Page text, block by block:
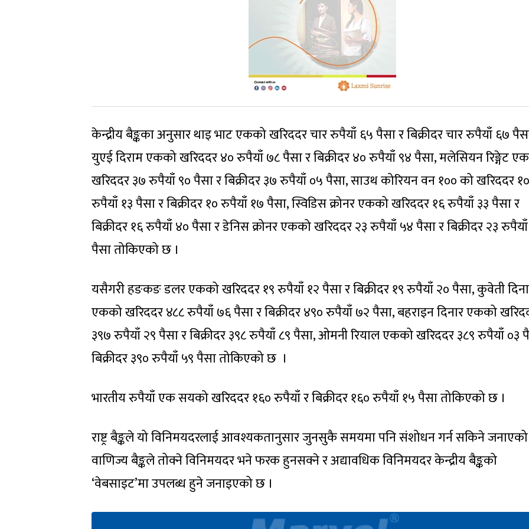
केन्द्रीय बैङ्कका अनुसार थाइ भाट एकको खरिददर चार रुपैयाँ ६५ पैसा र बिक्रीदर चार रुपैयाँ ६७
युएई दिराम एकको खरिददर ४० रुपैयाँ ७८ पैसा र बिक्रीदर ४० रुपैयाँ ९४ पैसा, मलेसियन रिङ्गेट
खरिददर ३७ रुपैयाँ ९० पैसा र बिक्रीदर ३७ रुपैयाँ ०५ पैसा, साउथ कोरियन वन १०० को खरिददर १०
रुपैयाँ १३ पैसा र बिक्रीदर १० रुपैयाँ १७ पैसा, स्विडिस क्रोनर एकको खरिददर १६ रुपैयाँ ३३ पैसा र
बिक्रीदर १६ रुपैयाँ ४० पैसा र डेनिस क्रोनर एकको खरिददर २३ रुपैयाँ ५४ पैसा र बिक्रीदर २३
पैसा तोकिएको छ ।
यसैगरी हङकङ डलर एकको खरिददर १९ रुपैयाँ १२ पैसा र बिक्रीदर १९ रुपैयाँ २० पैसा, कुवेती
एकको खरिददर ४८८ रुपैयाँ ७६ पैसा र बिक्रीदर ४९० रुपैयाँ ७२ पैसा, बहराइन दिनार एकको
३९७ रुपैयाँ २९ पैसा र बिक्रीदर ३९८ रुपैयाँ ८९ पैसा, ओमनी रियाल एकको खरिददर ३८९ रुपैयाँ ०३
बिक्रीदर ३९० रुपैयाँ ५९ पैसा तोकिएको छ ।
भारतीय रुपैयाँ एक सयको खरिददर १६० रुपैयाँ र बिक्रीदर १६० रुपैयाँ १५ पैसा तोकिएको छ ।
राष्ट्र बैङ्कले यो विनिमयदरलाई आवश्यकतानुसार जुनसुकै समयमा पनि संशोधन गर्न सकिने
वाणिज्य बैङ्कले तोक्ने विनिमयदर भने फरक हुनसक्ने र अद्यावधिक विनिमयदर केन्द्रीय बैङ्कको
‘वेबसाइट’मा उपलब्ध हुने जनाइएको छ ।